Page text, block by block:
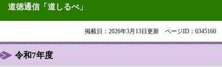
道徳通信「道しるべ」
掲載日：2026年3月13日更新 ページID：0345160
令和7年度